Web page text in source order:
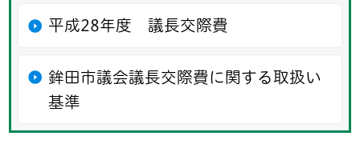
平成28年度 議長交際費
鉾田市議会議長交際費に関する取扱い
基準